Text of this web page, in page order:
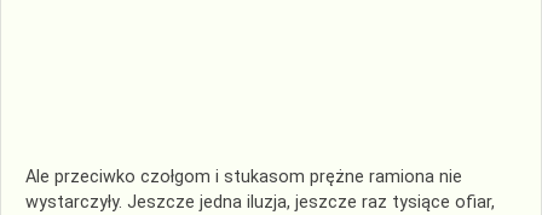
Ale przeciwko czołgom i stukasom prężne ramiona nie
wystarczyły. Jeszcze jedna iluzja, jeszcze raz tysiące ofiar,